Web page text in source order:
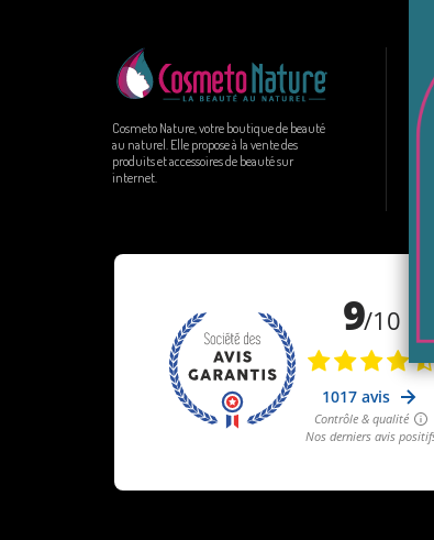
Cosmeto Nature, votre boutique de beauté
au naturel. Elle propose à la vente des
produits et accessoires de beauté sur
internet.